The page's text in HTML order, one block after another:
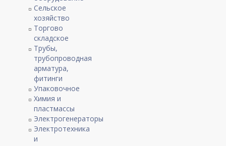
Сельское
хозяйство
Торгово
складское
Трубы,
трубопроводная
арматура,
фитинги
Упаковочное
Химия и
пластмассы
Электрогенераторы
Электротехника
и